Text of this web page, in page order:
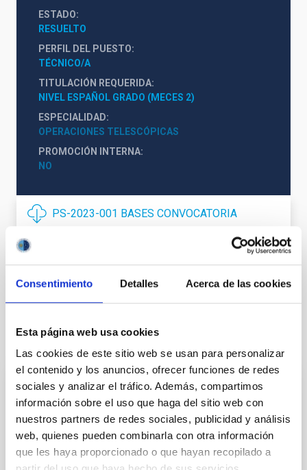
Consentimiento Detalles Acerca de las cookies
Esta página web usa cookies
Las cookies de este sitio web se usan para personalizar
el contenido y los anuncios, ofrecer funciones de redes
sociales y analizar el tráfico. Además, compartimos
información sobre el uso que haga del sitio web con
nuestros partners de redes sociales, publicidad y análisis
web, quienes pueden combinarla con otra información
que les haya proporcionado o que hayan recopilado a
ESTADO
RESUELTO
PERFIL DEL PUESTO
TÉCNICO/A
TITULACIÓN REQUERIDA
NIVEL ESPAÑOL GRADO (MECES 2)
ESPECIALIDAD
OPERACIONES TELESCÓPICAS
PROMOCIÓN INTERNA
NO
PS-2023-001 BASES CONVOCATORIA
ANEXO VI DECLARACIÓN PERSONAL
Te puede interesar
CONTRATO INDEFINIDO
Dos contratos - Ingeniería Especialidad
Mecánica- GTCAO.PS-2026-057
Se convoca proceso selectivo para formalizar un